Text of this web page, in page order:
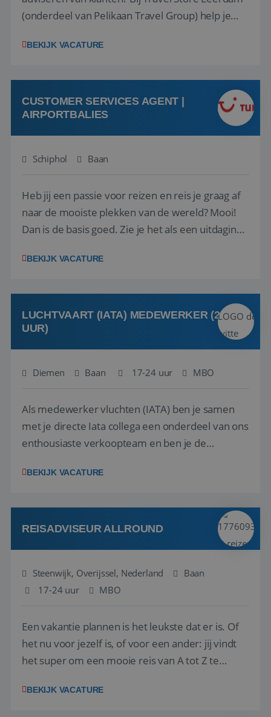
(onderdeel van Pelikaan Travel Group) help je
vinden. Samen maken we van elke reis een
hebt in de reisbranche of j...
BEKIJK VACATURE
CUSTOMER SERVICES AGENT |
AIRPORTBALIES
Schiphol Baan
Heb jij een passie voor reizen en reis je graag af
naar de mooiste plekken van de wereld? Mooi!
Dan is de basis goed. Zie je het als een uitdaging
het samenstellen en boeken van de perfecte
deze onderdelen zijn nu samen gevoegd...
BEKIJK VACATURE
LUCHTVAART (IATA) MEDEWERKER (24-32
UUR)
Diemen Baan 17-24 uur MBO
Als medewerker vluchten (IATA) ben je samen
met je directe Iata collega een onderdeel van ons
enthousiaste verkoopteam en ben je de
en tarieven waar je collega’s niet uitkomen.
kwaliteitsbewaking van alles wat met IATA te m...
BEKIJK VACATURE
REISADVISEUR ALLROUND
Steenwijk, Overijssel, Nederland
Baan
17-24 uur
MBO
Een vakantie plannen is het leukste dat er is. Of
het nu voor jezelf is, of voor een ander: jij vindt
het super om een mooie reis van A tot Z te
vakantiegangers de meest prachtige plekjes op
BEKIJK VACATURE